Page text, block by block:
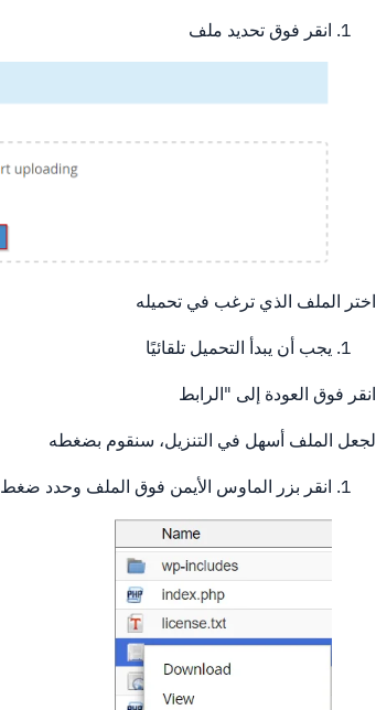
انقر فوق تحديد ملف
اختر الملف الذي ترغب في تحميله
يجب أن يبدأ التحميل تلقائيًا
انقر فوق العودة إلى "الرابط
لجعل الملف أسهل في التنزيل، سنقوم بضغطه
انقر بزر الماوس الأيمن فوق الملف وحدد ضغط